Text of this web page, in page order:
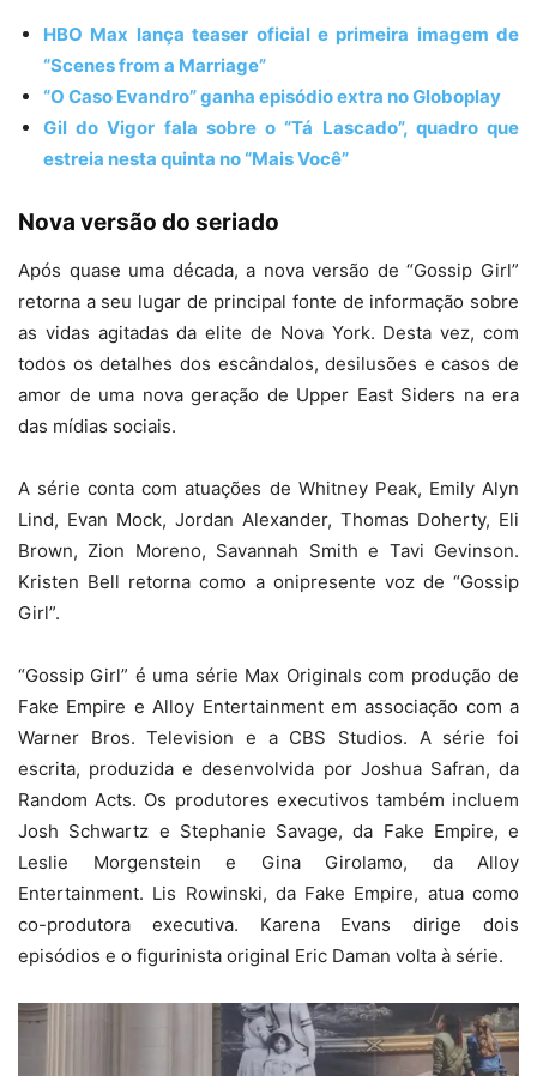
HBO Max lança teaser oficial e primeira imagem de
“Scenes from a Marriage”
“O Caso Evandro” ganha episódio extra no Globoplay
Gil do Vigor fala sobre o “Tá Lascado”, quadro que
estreia nesta quinta no “Mais Você”
Nova versão do seriado
Após quase uma década, a nova versão de “Gossip Girl”
retorna a seu lugar de principal fonte de informação sobre
as vidas agitadas da elite de Nova York. Desta vez, com
todos os detalhes dos escândalos, desilusões e casos de
amor de uma nova geração de Upper East Siders na era
das mídias sociais.
A série conta com atuações de Whitney Peak, Emily Alyn
Lind, Evan Mock, Jordan Alexander, Thomas Doherty, Eli
Brown, Zion Moreno, Savannah Smith e Tavi Gevinson.
Kristen Bell retorna como a onipresente voz de “Gossip
Girl”.
“Gossip Girl” é uma série Max Originals com produção de
Fake Empire e Alloy Entertainment em associação com a
Warner Bros. Television e a CBS Studios. A série foi
escrita, produzida e desenvolvida por Joshua Safran, da
Random Acts. Os produtores executivos também incluem
Josh Schwartz e Stephanie Savage, da Fake Empire, e
Leslie Morgenstein e Gina Girolamo, da Alloy
Entertainment. Lis Rowinski, da Fake Empire, atua como
co-produtora executiva. Karena Evans dirige dois
episódios e o figurinista original Eric Daman volta à série.